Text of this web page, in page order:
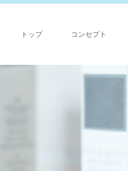
トップ コンセプト